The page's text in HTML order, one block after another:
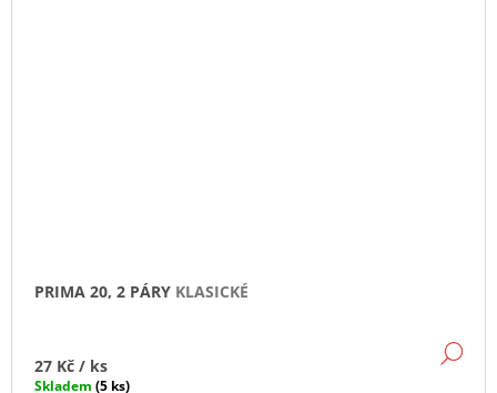
PRIMA 20, 2 PÁRY KLASICKÉ
27 Kč / ks
Skladem (5 ks)